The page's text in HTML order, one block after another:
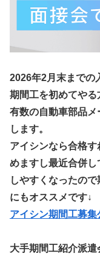
2026年2月末までの
期間工を初めてや
有数の自動車部品
します。
アイシンなら合格
めますし最近合併
しやすくなったの
にもオススメです↓
アイシン期間工募集
大手期間工紹介派